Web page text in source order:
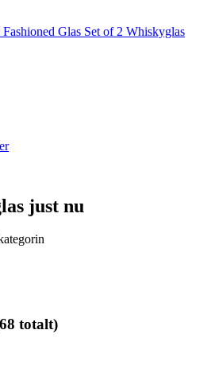
Glas Set of 2 Whiskyglas
just nu
68 totalt)